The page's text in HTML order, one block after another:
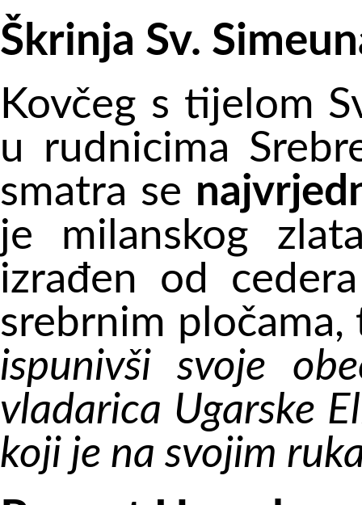
Škrinja Sv.
Kovčeg s tijelom
u rudnicima
smatra se
je milanskog
izrađen od
srebrnim
ispunivši svoje
vladarica Ugarske
koji je na svojim